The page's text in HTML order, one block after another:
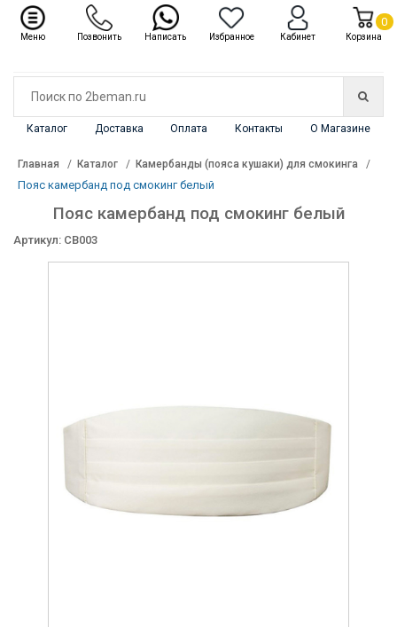
Каталог Доставка Оплата Контакты О Магазине
Каталог ✖
Главная Каталог Камербанды (пояса кушаки) для смокинга
Пояс камербанд под смокинг белый
Пояс камербанд под смокинг белый
Артикул: CB003
Меню Позвонить Написать Избранное Кабинет Корзина
0